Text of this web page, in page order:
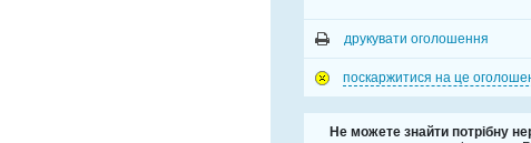
друкувати оголошення
поскаржитися на це
Не можете знайти потрібну